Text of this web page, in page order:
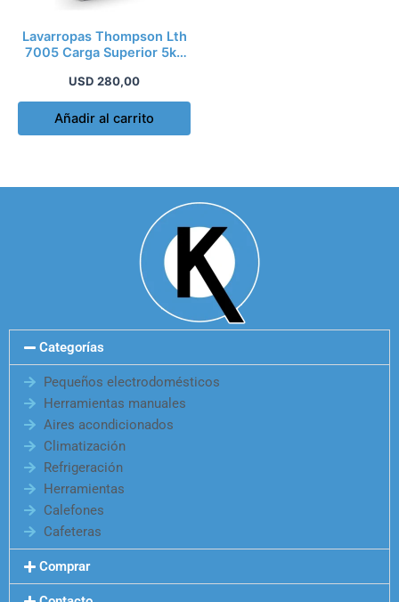
Lavarropas Thompson Lth
7005 Carga Superior 5kg
USD 280,00
Añadir al carrito
Categorías
Pequeños electrodomésticos
Herramientas manuales
Aires acondicionados
Climatización
Refrigeración
Herramientas
Calefones
Cafeteras
Comprar